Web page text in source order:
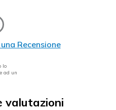
Recensione
lo
ad un
valutazioni